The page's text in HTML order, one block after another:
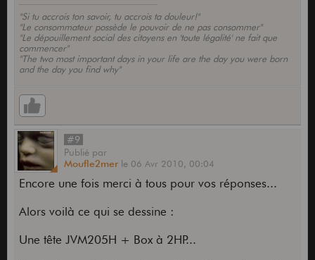
"Si tu accrois ton savoir, tu accrois ta douleur!"
"Le consommateur possède le pouvoir de ne pas consommer"
"Le dépouillement social des citoyens en 'toute légalité' ne fait que
commencer"
"The two most important days in your life are the day you were born
and the day you find why"
#9
Publié par
Moufle2mer le 06 Avr 2010, 00:04
Encore une fois merci à tous pour vos réponses...
Alors voilà ce qui se dessine :
Une tête JVM205H + Box à 2HP...